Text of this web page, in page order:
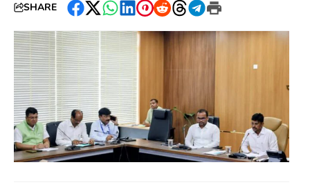
SHARE
Facebook
Twitter
WhatsApp
LinkedIn
Pinterest
RedditThreads
Telegram
Print